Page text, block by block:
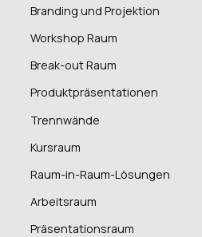
Branding und Projektion
Workshop Raum
Break-out Raum
Produktpräsentationen
Trennwände
Kursraum
Raum-in-Raum-Lösungen
Arbeitsraum
Präsentationsraum